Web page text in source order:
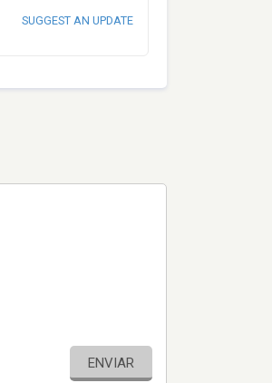
SUGGEST AN UPDATE
ENVIAR